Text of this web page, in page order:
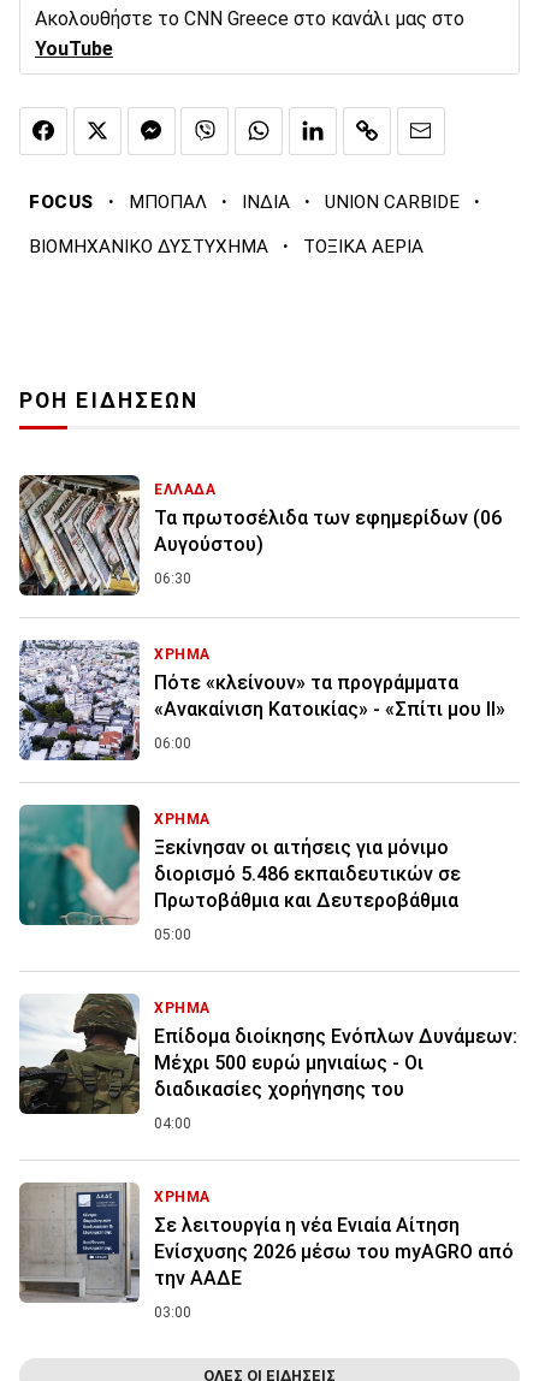
Ακολουθήστε το CNN Greece στο κανάλι μας στο
YouTube
FOCUS · ΜΠΟΠΑΛ · ΙΝΔΙΑ · UNION CARBIDE ·
ΒΙΟΜΗΧΑΝΙΚΟ ΔΥΣΤΥΧΗΜΑ · ΤΟΞΙΚΑ ΑΕΡΙΑ
ΡΟΗ ΕΙΔΗΣΕΩΝ
ΕΛΛΑΔΑ
Τα πρωτοσέλιδα των εφημερίδων (06
Αυγούστου)
06:30
ΧΡΗΜΑ
Πότε «κλείνουν» τα προγράμματα
«Ανακαίνιση Κατοικίας» - «Σπίτι μου ΙΙ»
06:00
ΧΡΗΜΑ
Ξεκίνησαν οι αιτήσεις για μόνιμο
διορισμό 5.486 εκπαιδευτικών σε
Πρωτοβάθμια και Δευτεροβάθμια
05:00
ΧΡΗΜΑ
Επίδομα διοίκησης Ενόπλων Δυνάμεων:
Μέχρι 500 ευρώ μηνιαίως - Οι
διαδικασίες χορήγησης του
04:00
ΧΡΗΜΑ
Σε λειτουργία η νέα Ενιαία Αίτηση
Ενίσχυσης 2026 μέσω του myAGRO από
την ΑΑΔΕ
03:00
ΟΛΕΣ ΟΙ ΕΙΔΗΣΕΙΣ